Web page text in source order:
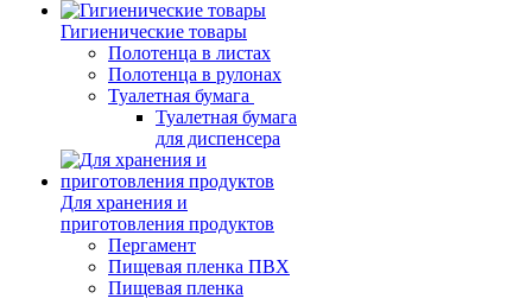
Гигиенические товары
Полотенца в листах
Полотенца в рулонах
Туалетная бумага
Туалетная бумага
для диспенсера
Для хранения и
приготовления продуктов
Пергамент
Пищевая пленка ПВХ
Пищевая пленка